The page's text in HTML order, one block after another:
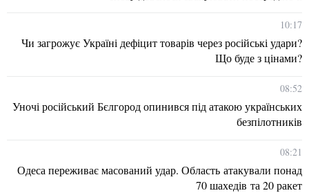
10:17
Чи загрожує Україні дефіцит товарів через російські удари?
Що буде з цінами?
08:52
Уночі російський Бєлгород опинився під атакою українських
безпілотників
08:21
Одеса переживає масований удар. Область атакували понад
70 шахедів та 20 ракет